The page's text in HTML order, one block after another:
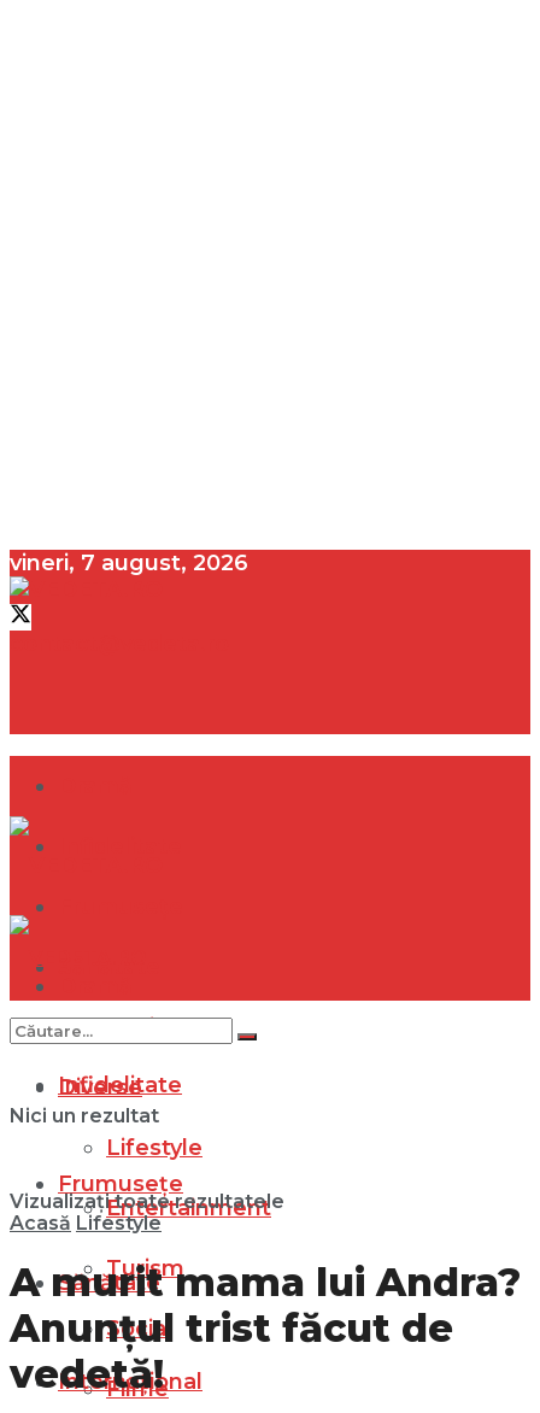
vineri, 7 august, 2026
Internațional
Diverse
Lifestyle
Entertainment
Turism
Social
Filme
Infidelitate
Frumusețe
Sănătate
Internațional
Nici un rezultat
Vizualizați toate rezultatele
Acasă Lifestyle
A murit mama lui Andra?
Anunțul trist făcut de
vedetă!